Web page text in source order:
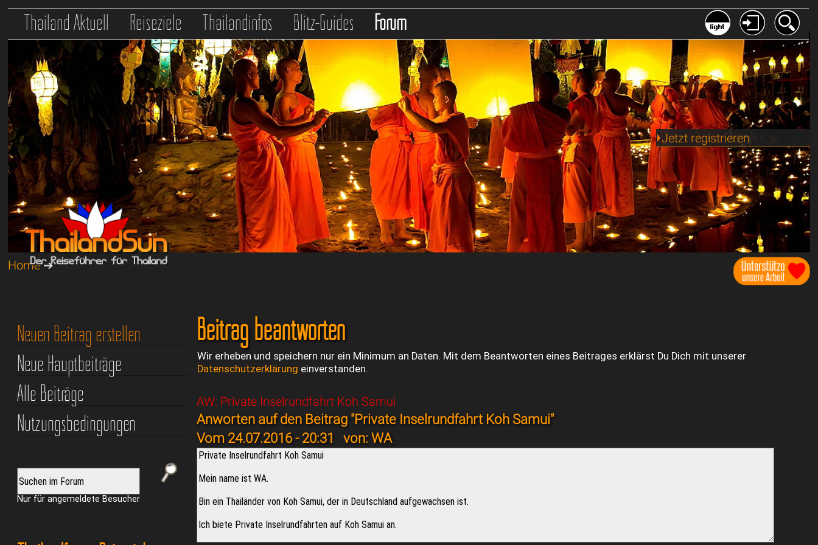
Thailand Aktuell Reiseziele Thailandinfos Blitz-Guides Forum
Jetzt registrieren
Home➔
Beitrag beantworten
Wir erheben und speichern nur ein Minimum an Daten. Mit dem Beantworten eines Beitrages erklärst Du Dich mit unserer
Datenschutzerklärung einverstanden.
AW: Private Inselrundfahrt Koh Samui
Anworten auf den Beitrag "Private Inselrundfahrt Koh Samui"
Vom 24.07.2016 - 20:31von: WA
Neuen Beitrag erstellen
Neue Hauptbeiträge
Alle Beiträge
Nutzungsbedingungen
Nur für angemeldete Besucher